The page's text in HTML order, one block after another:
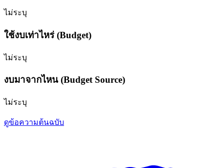
ไม่ระบุ
ใช้งบเท่าไหร่ (Budget)
ไม่ระบุ
งบมาจากไหน (Budget Source)
ไม่ระบุ
ดูข้อความต้นฉบับ